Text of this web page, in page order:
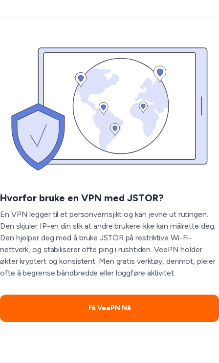
Hvorfor bruke en VPN med JSTOR?
En VPN legger til et personvernsjikt og kan jevne ut rutingen.
Den skjuler IP-en din slik at andre brukere ikke kan målrette deg.
Den hjelper deg med å bruke JSTOR på restriktive Wi-Fi-
nettverk, og stabiliserer ofte ping i rushtiden. VeePN holder
økter kryptert og konsistent. Men gratis verktøy, derimot, pleier
ofte å begrense båndbredde eller loggføre aktivitet.
Få VeePN Nå